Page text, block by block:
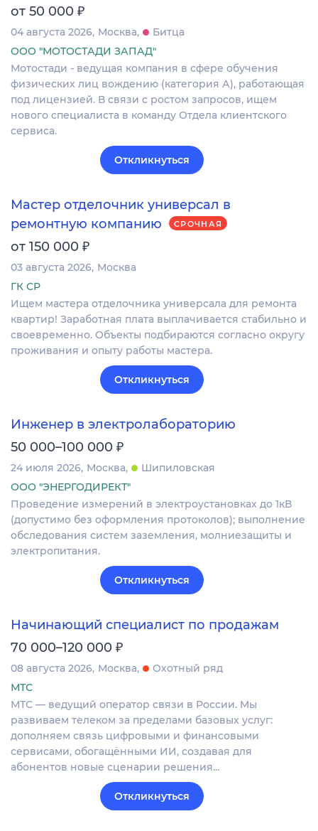
от 50 000 ₽
04 августа 2026 Москва
Битца
ООО "МОТОСТАДИ ЗАПАД"
Мотостади - ведущая компания в сфере обучения
физических лиц вождению (категория А), работающая
под лицензией. В связи с ростом запросов, ищем
нового специалиста в команду Отдела клиентского
сервиса.
Откликнуться
Мастер отделочник универсал в
ремонтную компанию
СРОЧНАЯ
от 150 000 ₽
03 августа 2026 Москва
ГК СР
Ищем мастера отделочника универсала для ремонта
квартир! Заработная плата выплачивается стабильно и
своевременно. Объекты подбираются согласно округу
проживания и опыту работы мастера.
Откликнуться
Инженер в электролабораторию
50 000–100 000 ₽
24 июля 2026 Москва
Шипиловская
ООО "ЭНЕРГОДИРЕКТ"
Проведение измерений в электроустановках до 1кВ
(допустимо без оформления протоколов); выполнение
обследования систем заземления, молниезащиты и
электропитания.
Откликнуться
Начинающий специалист по продажам
70 000–120 000 ₽
08 августа 2026 Москва
Охотный ряд
МТС
МТС — ведущий оператор связи в России. Мы
развиваем телеком за пределами базовых услуг:
дополняем связь цифровыми и финансовыми
сервисами, обогащёнными ИИ, создавая для
абонентов новые сценарии решения…
Откликнуться